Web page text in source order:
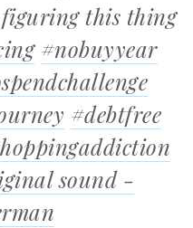
this thing
#nobuyyear
#debtfree
sound -